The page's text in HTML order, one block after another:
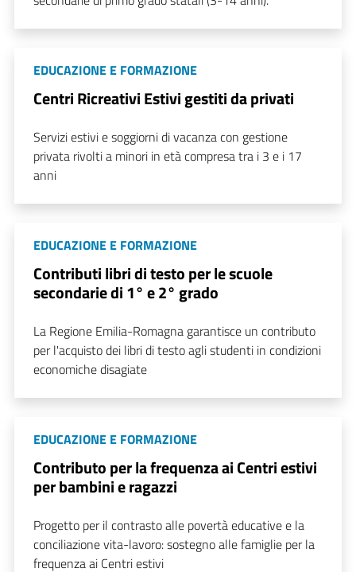
EDUCAZIONE E FORMAZIONE
Centri Ricreativi Estivi gestiti da privati
Servizi estivi e soggiorni di vacanza con gestione
privata rivolti a minori in età compresa tra i 3 e i 17
anni
EDUCAZIONE E FORMAZIONE
Contributi libri di testo per le scuole
secondarie di 1° e 2° grado
La Regione Emilia-Romagna garantisce un contributo
per l'acquisto dei libri di testo agli studenti in condizioni
economiche disagiate
EDUCAZIONE E FORMAZIONE
Contributo per la frequenza ai Centri estivi
per bambini e ragazzi
Progetto per il contrasto alle povertà educative e la
conciliazione vita-lavoro: sostegno alle famiglie per la
frequenza ai Centri estivi